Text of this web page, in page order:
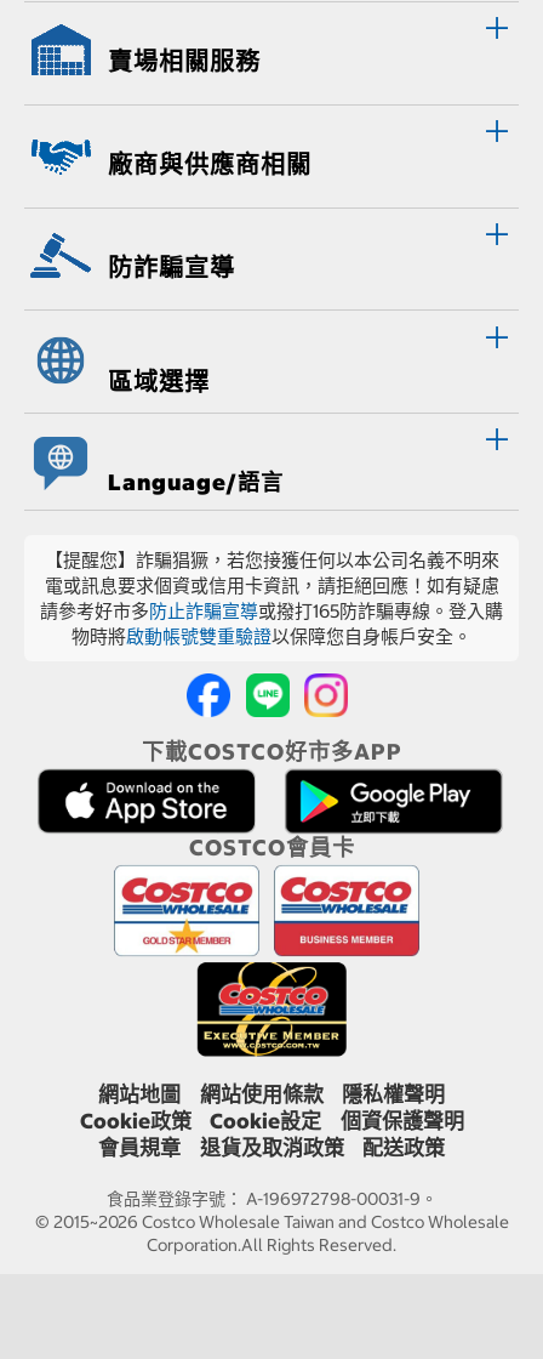
賣場相關服務
廠商與供應商相關
防詐騙宣導
區域選擇
Language/語言
【提醒您】詐騙猖獗，若您接獲任何以本公司名義不明來
電或訊息要求個資或信用卡資訊，請拒絕回應！如有疑慮
請參考好市多防止詐騙宣導或撥打165防詐騙專線。登入購
物時將啟動帳號雙重驗證以保障您自身帳戶安全。
下載COSTCO好市多APP
COSTCO會員卡
網站地圖 網站使用條款
隱私權聲明
Cookie政策
Cookie設定
個資保護聲明
會員規章
退貨及取消政策 配送政策
食品業登錄字號： A-196972798-00031-9。
© 2015~2026 Costco Wholesale Taiwan and Costco Wholesale
Corporation.All Rights Reserved.